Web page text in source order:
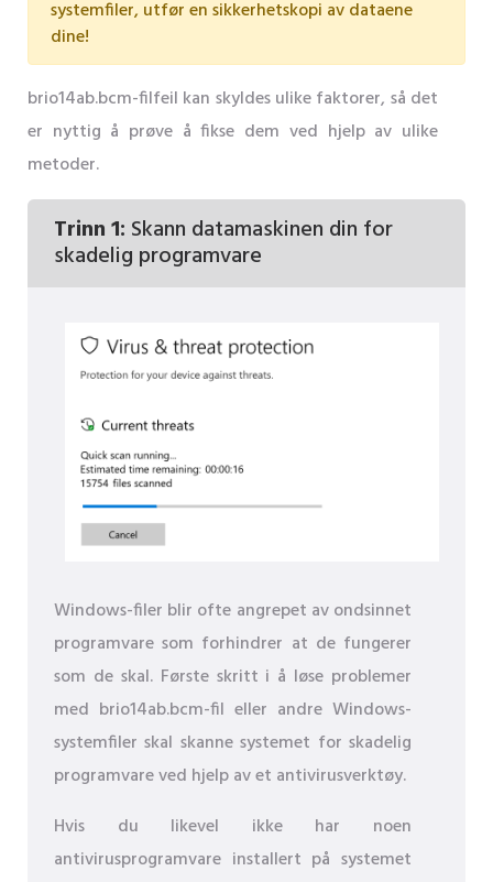
systemfiler, utfør en sikkerhetskopi av dataene
dine!
brio14ab.bcm-filfeil kan skyldes ulike faktorer, så det
er nyttig å prøve å fikse dem ved hjelp av ulike
metoder.
Trinn 1: Skann datamaskinen din for
skadelig programvare
Windows-filer blir ofte angrepet av ondsinnet
programvare som forhindrer at de fungerer
som de skal. Første skritt i å løse problemer
med brio14ab.bcm-fil eller andre Windows-
systemfiler skal skanne systemet for skadelig
programvare ved hjelp av et antivirusverktøy.
Hvis du likevel ikke har noen
antivirusprogramvare installert på systemet